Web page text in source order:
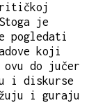
je
pogledati
koji
do jučer
i diskurse
i guraju